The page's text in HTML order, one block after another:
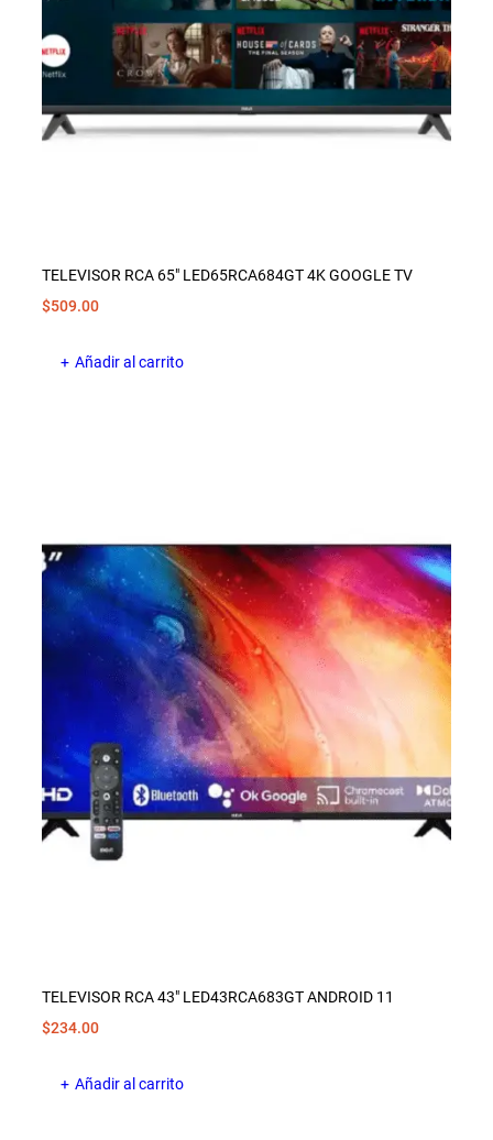
TELEVISOR RCA 65″ LED65RCA684GT 4K GOOGLE TV
$509.00
Añadir al carrito
TELEVISOR RCA 43″ LED43RCA683GT ANDROID 11
$234.00
Añadir al carrito